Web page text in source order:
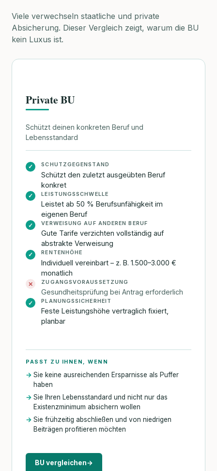
Viele verwechseln staatliche und private
Absicherung. Dieser Vergleich zeigt, warum die BU
kein Luxus ist.
Private BU
Schützt deinen konkreten Beruf und
Lebensstandard
✓ SCHUTZGEGENSTAND
Schützt den zuletzt ausgeübten Beruf
konkret
✓ LEISTUNGSSCHWELLE
Leistet ab 50 % Berufsunfähigkeit im
eigenen Beruf
✓ VERWEISUNG AUF ANDEREN BERUF
Gute Tarife verzichten vollständig auf
abstrakte Verweisung
✓ RENTENHÖHE
Individuell vereinbart – z. B. 1.500–3.000 €
monatlich
✕ ZUGANGSVORAUSSETZUNG
Gesundheitsprüfung bei Antrag erforderlich
✓ PLANUNGSSICHERHEIT
Feste Leistungshöhe vertraglich fixiert,
planbar
PASST ZU IHNEN, WENN
Sie keine ausreichenden Ersparnisse als Puffer
haben
Sie Ihren Lebensstandard und nicht nur das
Existenzminimum absichern wollen
Sie frühzeitig abschließen und von niedrigen
Beiträgen profitieren möchten
BU vergleichen→